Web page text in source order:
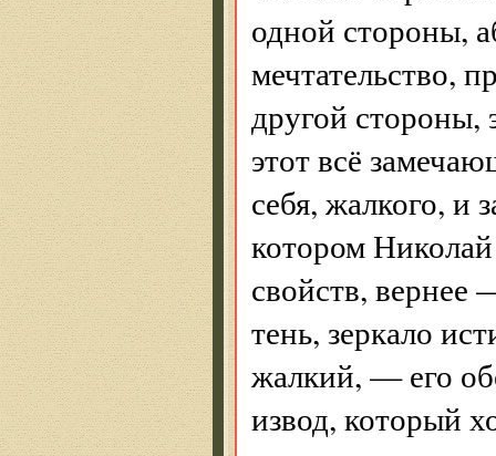
одной стороны,
мечтательство,
другой стороны,
этот всё
себя, жалкого, и
котором
свойств, вернее
тень, зеркало
жалкий, — его
извод, который